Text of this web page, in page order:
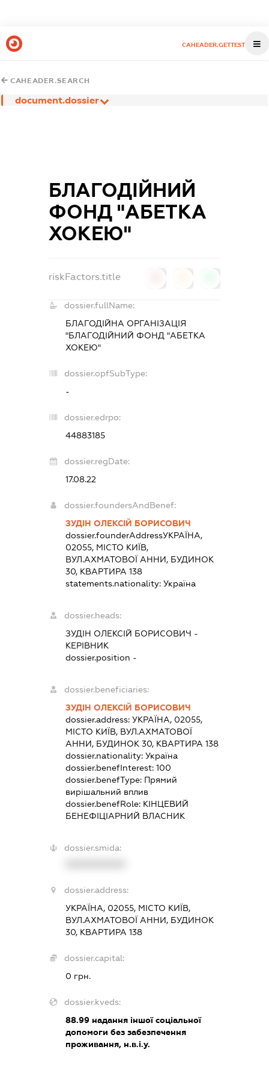
CAHEADER.GETTEST
CAHEADER.SEARCH
document.dossier
БЛАГОДІЙНИЙ
ФОНД "АБЕТКА
ХОКЕЮ"
riskFactors.title
dossier.fullName:
БЛАГОДІЙНА ОРГАНІЗАЦІЯ
"БЛАГОДІЙНИЙ ФОНД "АБЕТКА
ХОКЕЮ"
dossier.opfSubType:
-
dossier.edrpo:
44883185
dossier.regDate:
17.08.22
dossier.foundersAndBenef:
ЗУДІН ОЛЕКСІЙ БОРИСОВИЧ
dossier.founderAddressУКРАЇНА,
02055, МІСТО КИЇВ,
ВУЛ.АХМАТОВОЇ АННИ, БУДИНОК
30, КВАРТИРА 138
statements.nationality:Україна
dossier.heads:
ЗУДІН ОЛЕКСІЙ БОРИСОВИЧ -
КЕРІВНИК
dossier.position -
dossier.beneficiaries:
ЗУДІН ОЛЕКСІЙ БОРИСОВИЧ
dossier.address:УКРАЇНА, 02055,
МІСТО КИЇВ, ВУЛ.АХМАТОВОЇ
АННИ, БУДИНОК 30, КВАРТИРА 138
dossier.nationality:Україна
dossier.benefInterest:100
dossier.benefType: Прямий
вирішальний вплив
dossier.benefRole: КІНЦЕВИЙ
БЕНЕФІЦІАРНИЙ ВЛАСНИК
dossier.smida:
dossier.address:
УКРАЇНА, 02055, МІСТО КИЇВ,
ВУЛ.АХМАТОВОЇ АННИ, БУДИНОК
30, КВАРТИРА 138
dossier.capital:
0 грн.
dossier.kveds:
88.99 надання іншої соціальної
допомоги без забезпечення
проживання, н.в.і.у.